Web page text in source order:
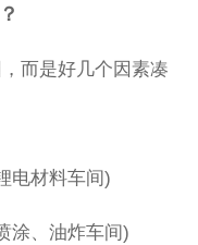
而是好几个因素凑
电材料车间)
涂、油炸车间)